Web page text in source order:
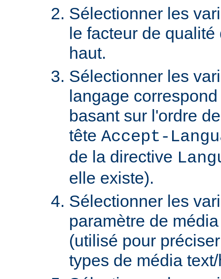
Sélectionner les
le facteur de
haut.
Sélectionner les
langage
basant sur l'ordre
tête Accept-
de la directive
elle existe).
Sélectionner les
paramètre de
(utilisé pour
types de média